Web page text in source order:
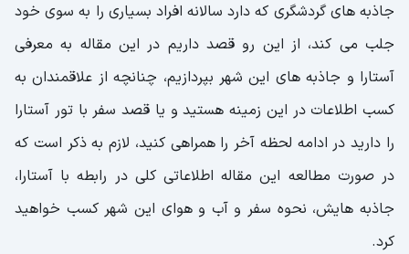
جاذبه های گردشگری که دارد سالانه افراد بسیاری را به سوی خود
جلب می کند، از این رو قصد داریم در این مقاله به معرفی
آستارا و جاذبه های این شهر بپردازیم، چنانچه از علاقمندان به
کسب اطلاعات در این زمینه هستید و یا قصد سفر با تور آستارا
را دارید در ادامه لحظه آخر را همراهی کنید، لازم به ذکر است که
در صورت مطالعه این مقاله اطلاعاتی کلی در رابطه با آستارا،
جاذبه هایش، نحوه سفر و آب و هوای این شهر کسب خواهید
کرد.